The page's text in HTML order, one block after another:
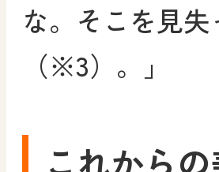
な。そこを見
（※3）。」
これから